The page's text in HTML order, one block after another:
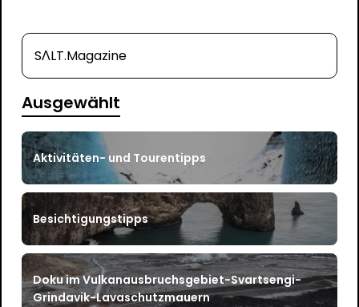
SΛLT.Magazine
Ausgewählt
Aktivitäten- und Tourentipps
Besichtigungstipps
Doku im Vulkanausbruchsgebiet-Svartsengi-
Grindavik-Lavaschutzmauern